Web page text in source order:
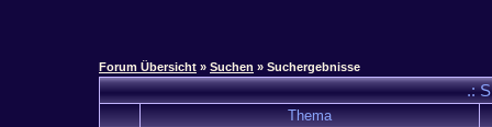
Forum Übersicht » Suchen » Suchergebnisse
.:
Thema